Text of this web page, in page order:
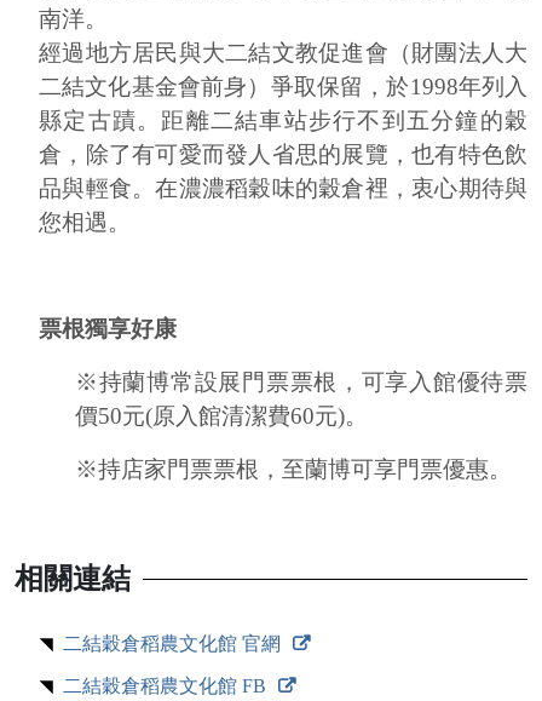
南洋。
經過地方居民與大二結文教促進會（財團法人大
二結文化基金會前身）爭取保留，於1998年列入
縣定古蹟。距離二結車站步行不到五分鐘的穀
倉，除了有可愛而發人省思的展覽，也有特色飲
品與輕食。在濃濃稻穀味的穀倉裡，衷心期待與
您相遇。
票根獨享好康
※持蘭博常設展門票票根，可享入館優待票
價50元(原入館清潔費60元)。
※持店家門票票根，至蘭博可享門票優惠。
相關連結
二結穀倉稻農文化館 官網
二結穀倉稻農文化館 FB